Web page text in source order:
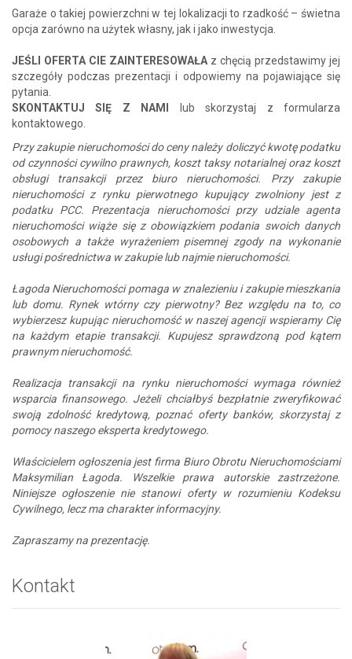
Garaże o takiej powierzchni w tej lokalizacji to rzadkość – świetna
opcja zarówno na użytek własny, jak i jako inwestycja.
JEŚLI OFERTA CIE ZAINTERESOWAŁA z chęcią przedstawimy jej
szczegóły podczas prezentacji i odpowiemy na pojawiające się
pytania.
SKONTAKTUJ SIĘ Z NAMI lub skorzystaj z formularza
kontaktowego.
Przy zakupie nieruchomości do ceny należy doliczyć kwotę podatku
od czynności cywilno prawnych, koszt taksy notarialnej oraz koszt
obsługi transakcji przez biuro nieruchomości. Przy zakupie
nieruchomości z rynku pierwotnego kupujący zwolniony jest z
podatku PCC. Prezentacja nieruchomości przy udziale agenta
nieruchomości wiąże się z obowiązkiem podania swoich danych
osobowych a także wyrażeniem pisemnej zgody na wykonanie
usługi pośrednictwa w zakupie lub najmie nieruchomości.
Łagoda Nieruchomości pomaga w znalezieniu i zakupie mieszkania
lub domu. Rynek wtórny czy pierwotny? Bez względu na to, co
wybierzesz kupując nieruchomość w naszej agencji wspieramy Cię
na każdym etapie transakcji. Kupujesz sprawdzoną pod kątem
prawnym nieruchomość.
Realizacja transakcji na rynku nieruchomości wymaga również
wsparcia finansowego. Jeżeli chciałbyś bezpłatnie zweryfikować
swoją zdolność kredytową, poznać oferty banków, skorzystaj z
pomocy naszego eksperta kredytowego.
Właścicielem ogłoszenia jest firma Biuro Obrotu Nieruchomościami
Maksymilian Łagoda. Wszelkie prawa autorskie zastrzeżone.
Niniejsze ogłoszenie nie stanowi oferty w rozumieniu Kodeksu
Cywilnego, lecz ma charakter informacyjny.
Zapraszamy na prezentację.
Kontakt